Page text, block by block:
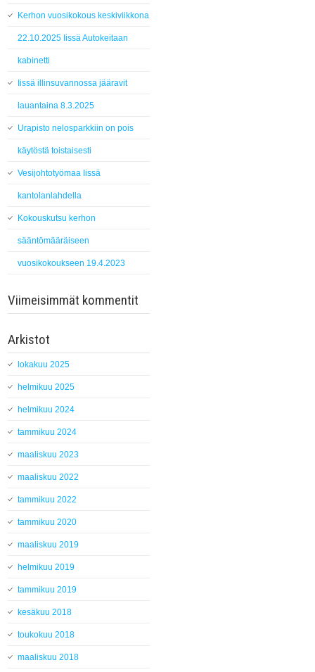
Kerhon vuosikokous keskiviikkona
22.10.2025 Iissä Autokeitaan
kabinetti
Iissä illinsuvannossa jääravit
lauantaina 8.3.2025
Urapisto nelosparkkiin on pois
käytöstä toistaisesti
Vesijohtotyömaa Iissä
kantolanlahdella
Kokouskutsu kerhon
sääntömääräiseen
vuosikokoukseen 19.4.2023
Viimeisimmät kommentit
Arkistot
lokakuu 2025
helmikuu 2025
helmikuu 2024
tammikuu 2024
maaliskuu 2023
maaliskuu 2022
tammikuu 2022
tammikuu 2020
maaliskuu 2019
helmikuu 2019
tammikuu 2019
kesäkuu 2018
toukokuu 2018
maaliskuu 2018